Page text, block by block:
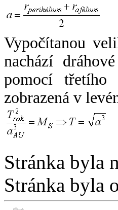
Vypočítanou
nachází
pomocí třetího
zobrazená v
Stránka byla
Stránka byla